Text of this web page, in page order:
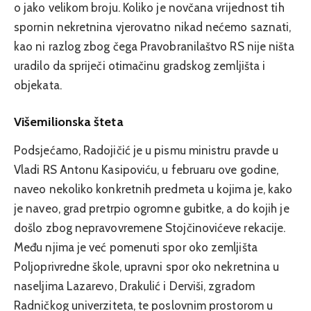
o jako velikom broju. Koliko je novčana vrijednost tih
spornin nekretnina vjerovatno nikad nećemo saznati,
kao ni razlog zbog čega Pravobranilaštvo RS nije ništa
uradilo da spriječi otimačinu gradskog zemljišta i
objekata.
Višemilionska šteta
Podsjećamo, Radojičić je u pismu ministru pravde u
Vladi RS Antonu Kasipoviću, u februaru ove godine,
naveo nekoliko konkretnih predmeta u kojima je, kako
je naveo, grad pretrpio ogromne gubitke, a do kojih je
došlo zbog nepravovremene Stojčinovićeve rekacije.
Među njima je već pomenuti spor oko zemljišta
Poljoprivredne škole, upravni spor oko nekretnina u
naseljima Lazarevo, Drakulić i Derviši, zgradom
Radničkog univerziteta, te poslovnim prostorom u